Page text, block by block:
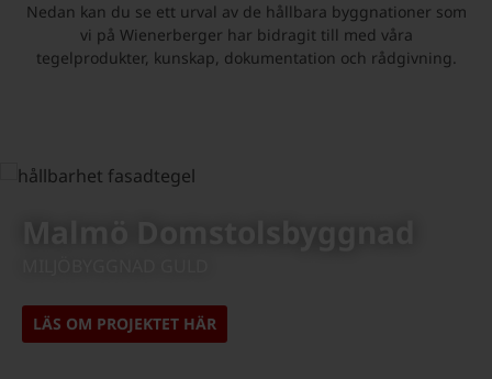
Nedan kan du se ett urval av de hållbara byggnationer som
vi på Wienerberger har bidragit till med våra
tegelprodukter, kunskap, dokumentation och rådgivning.
LÄS OM PROJEKTET HÄR